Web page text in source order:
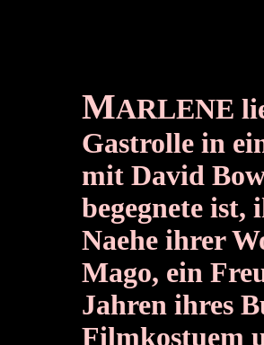
MARLENE
Gastrolle in
mit David
begegnete ist,
Naehe ihrer
Mago, ein
Jahren ihres
Filmkostuem